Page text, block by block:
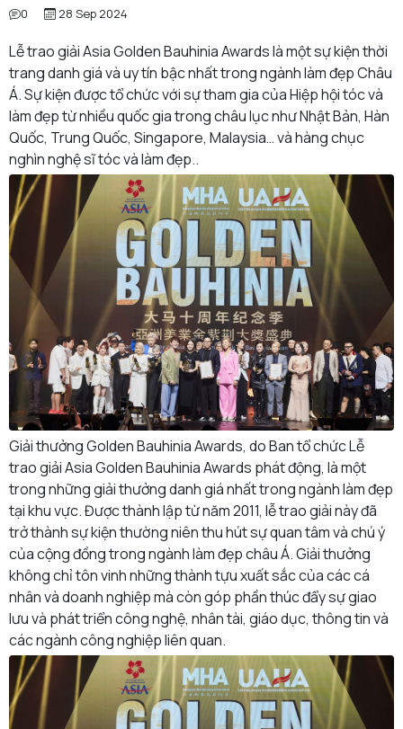
0 28 Sep 2024
Lễ trao giải Asia Golden Bauhinia Awards là một sự kiện thời
trang danh giá và uy tín bậc nhất trong ngành làm đẹp Châu
Á. Sự kiện được tổ chức với sự tham gia của Hiệp hội tóc và
làm đẹp từ nhiều quốc gia trong châu lục như Nhật Bản, Hàn
Quốc, Trung Quốc, Singapore, Malaysia… và hàng chục
nghìn nghệ sĩ tóc và làm đẹp..
Giải thưởng Golden Bauhinia Awards, do Ban tổ chức Lễ
trao giải Asia Golden Bauhinia Awards phát động, là một
trong những giải thưởng danh giá nhất trong ngành làm đẹp
tại khu vực. Được thành lập từ năm 2011, lễ trao giải này đã
trở thành sự kiện thường niên thu hút sự quan tâm và chú ý
của cộng đồng trong ngành làm đẹp châu Á. Giải thưởng
không chỉ tôn vinh những thành tựu xuất sắc của các cá
nhân và doanh nghiệp mà còn góp phần thúc đẩy sự giao
lưu và phát triển công nghệ, nhân tài, giáo dục, thông tin và
các ngành công nghiệp liên quan.